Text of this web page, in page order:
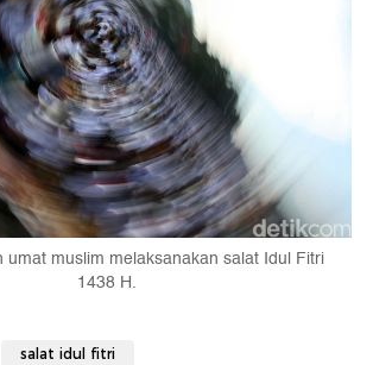
umat muslim melaksanakan salat Idul Fitri
1438 H.
salat idul fitri